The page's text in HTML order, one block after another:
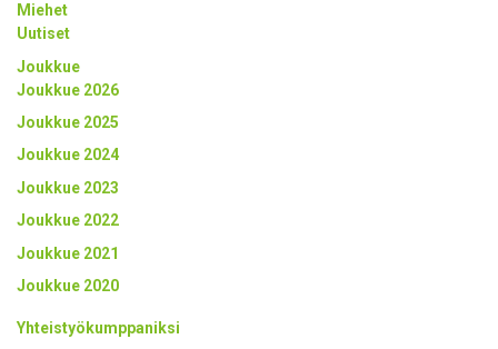
Miehet
Uutiset
Joukkue
Joukkue 2026
Joukkue 2025
Joukkue 2024
Joukkue 2023
Joukkue 2022
Joukkue 2021
Joukkue 2020
Yhteistyökumppaniksi